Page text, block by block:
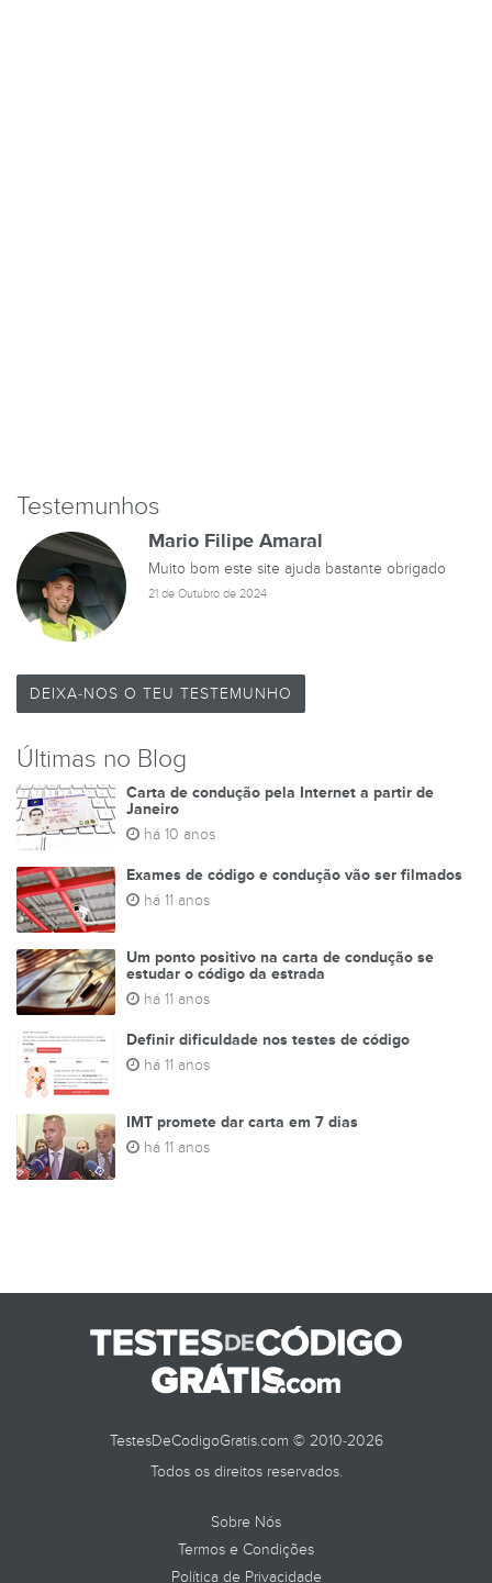
Testemunhos
Mario Filipe Amaral
Muito bom este site ajuda bastante obrigado
21 de Outubro de 2024
DEIXA-NOS O TEU TESTEMUNHO
Últimas no Blog
Carta de condução pela Internet a partir de
Janeiro
há 10 anos
Exames de código e condução vão ser filmados
há 11 anos
Um ponto positivo na carta de condução se
estudar o código da estrada
há 11 anos
Definir dificuldade nos testes de código
há 11 anos
IMT promete dar carta em 7 dias
há 11 anos
TestesDeCodigoGratis.com © 2010-2026
Todos os direitos reservados.
Sobre Nós
Termos e Condições
Política de Privacidade